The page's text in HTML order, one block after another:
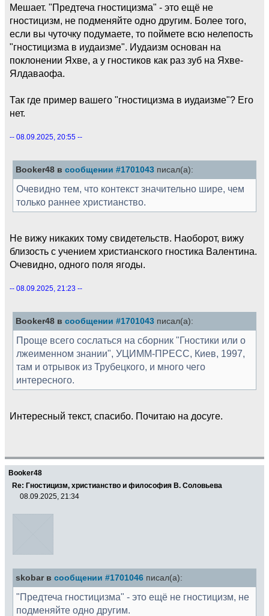
Мешает. "Предтеча гностицизма" - это ещё не
гностицизм, не подменяйте одно другим. Более того,
если вы чуточку подумаете, то поймете всю нелепость
"гностицизма в иудаизме". Иудаизм основан на
поклонении Яхве, а у гностиков как раз зуб на Яхве-
Ялдаваофа.
Так где пример вашего "гностицизма в иудаизме"? Его
нет.
-- 08.09.2025, 20:55 --
Booker48 в сообщении #1701043 писал(а):
Очевидно тем, что контекст значительно шире, чем
только раннее христианство.
Не вижу никаких тому свидетельств. Наоборот, вижу
близость с учением христианского гностика Валентина.
Очевидно, одного поля ягоды.
-- 08.09.2025, 21:23 --
Booker48 в сообщении #1701043 писал(а):
Проще всего сослаться на сборник "Гностики или о
лжеименном знании", УЦИММ-ПРЕСС, Киев, 1997,
там и отрывок из Трубецкого, и много чего
интересного.
Интересный текст, спасибо. Почитаю на досуге.
Booker48
Re: Гностицизм, христианство и философия В. Соловьева
08.09.2025, 21:34
skobar в сообщении #1701046 писал(а):
"Предтеча гностицизма" - это ещё не гностицизм, не
подменяйте одно другим.